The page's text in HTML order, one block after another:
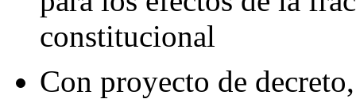
constitucional
Con proyecto de